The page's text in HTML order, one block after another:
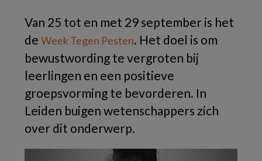
Van 25 tot en met 29 september is het
de Week Tegen Pesten. Het doel is om
bewustwording te vergroten bij
leerlingen en een positieve
groepsvorming te bevorderen. In
Leiden buigen wetenschappers zich
over dit onderwerp.